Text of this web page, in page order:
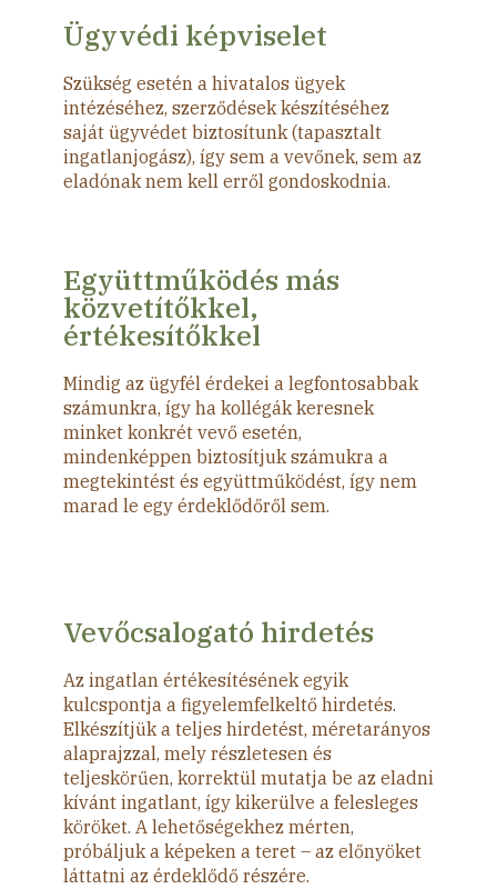
Ügyvédi képviselet
Szükség esetén a hivatalos ügyek
intézéséhez, szerződések készítéséhez
saját ügyvédet biztosítunk (tapasztalt
ingatlanjogász), így sem a vevőnek, sem az
eladónak nem kell erről gondoskodnia.
Együttműködés más
közvetítőkkel,
értékesítőkkel
Mindig az ügyfél érdekei a legfontosabbak
számunkra, így ha kollégák keresnek
minket konkrét vevő esetén,
mindenképpen biztosítjuk számukra a
megtekintést és együttműködést, így nem
marad le egy érdeklődőről sem.
Vevőcsalogató hirdetés
Az ingatlan értékesítésének egyik
kulcspontja a figyelemfelkeltő hirdetés.
Elkészítjük a teljes hirdetést, méretarányos
alaprajzzal, mely részletesen és
teljeskörűen, korrektül mutatja be az eladni
kívánt ingatlant, így kikerülve a felesleges
köröket. A lehetőségekhez mérten,
próbáljuk a képeken a teret – az előnyöket
láttatni az érdeklődő részére.